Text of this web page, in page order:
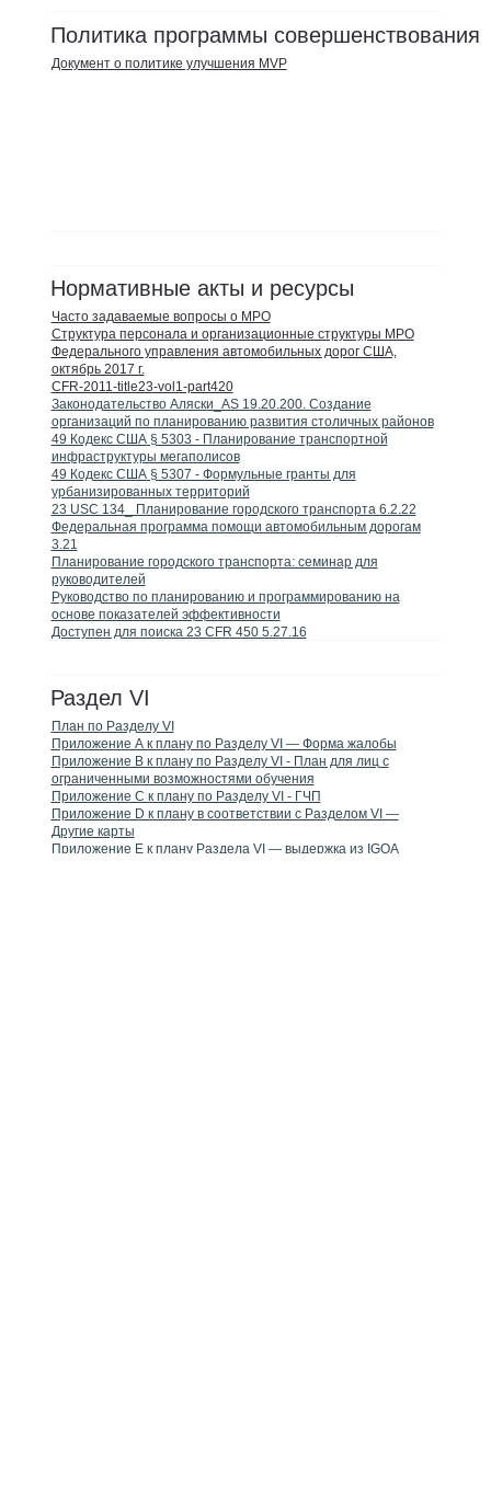
Политика программы совершенствования
Документ о политике улучшения MVP
Нормативные акты и ресурсы
Часто задаваемые вопросы о MPO
Структура персонала и организационные структуры MPO
Федерального управления автомобильных дорог США,
октябрь 2017 г.
CFR-2011-title23-vol1-part420
Законодательство Аляски_AS 19.20.200. Создание
организаций по планированию развития столичных районов
49 Кодекс США § 5303 - Планирование транспортной
инфраструктуры мегаполисов
49 Кодекс США § 5307 - Формульные гранты для
урбанизированных территорий
23 USC 134_ Планирование городского транспорта 6.2.22
Федеральная программа помощи автомобильным дорогам
3.21
Планирование городского транспорта: семинар для
руководителей
Руководство по планированию и программированию на
основе показателей эффективности
Доступен для поиска 23 CFR 450 5.27.16
Раздел VI
План по Разделу VI
Приложение А к плану по Разделу VI — Форма жалобы
Приложение B к плану по Разделу VI - План для лиц с
ограниченными возможностями обучения
Приложение C к плану по Разделу VI - ГЧП
Приложение D к плану в соответствии с Разделом VI —
Другие карты
Приложение E к плану Раздела VI — выдержка из IGOA